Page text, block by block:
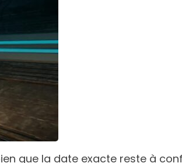
que la date exacte reste à